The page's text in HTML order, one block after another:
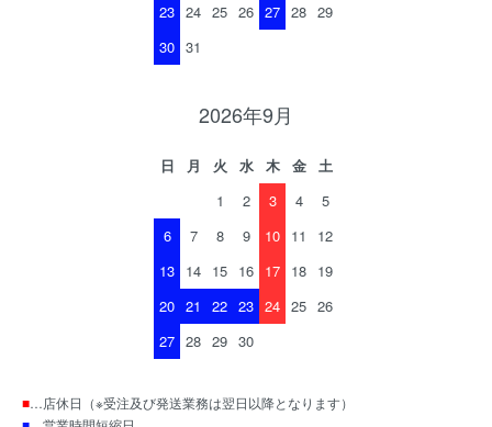
23 24 25 26 27 28 29
30 31
2026年9月
日 月 火 水 木 金
土
1
2 3 4
5
6
7 8 9 10 11
12
13 14 15 16 17 18 19
20 21 22 23 24 25 26
27 28 29 30
■…店休日（※受注及び発送業務は翌日以降となります）